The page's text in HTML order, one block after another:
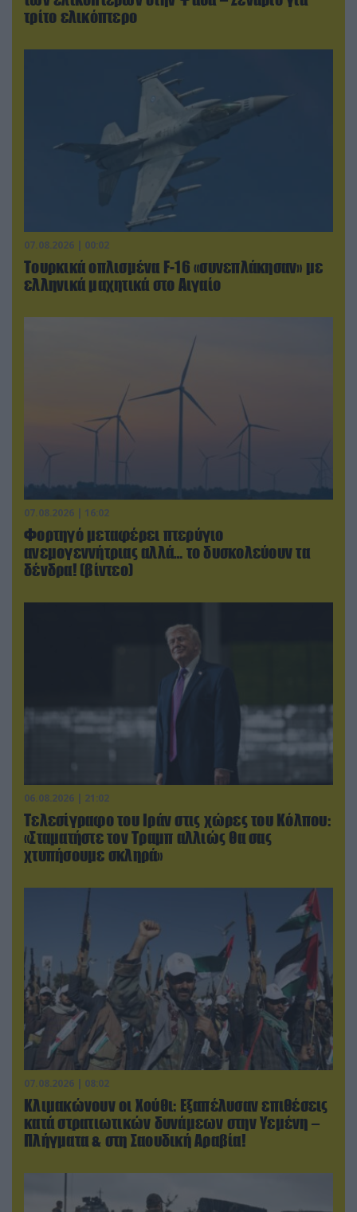
τρίτο ελικόπτερο
07.08.2026 | 00:02
Τουρκικά οπλισμένα F-16 «συνεπλάκησαν» με
ελληνικά μαχητικά στο Αιγαίο
07.08.2026 | 16:02
Φορτηγό μεταφέρει πτερύγιο
ανεμογεννήτριας αλλά… το δυσκολεύουν τα
δένδρα! (βίντεο)
06.08.2026 | 21:02
Τελεσίγραφο του Ιράν στις χώρες του Κόλπου:
«Σταματήστε τον Τραμπ αλλιώς θα σας
χτυπήσουμε σκληρά»
07.08.2026 | 08:02
Κλιμακώνουν οι Χούθι: Eξαπέλυσαν επιθέσεις
κατά στρατιωτικών δυνάμεων στην Υεμένη –
Πλήγματα & στη Σαουδική Αραβία!